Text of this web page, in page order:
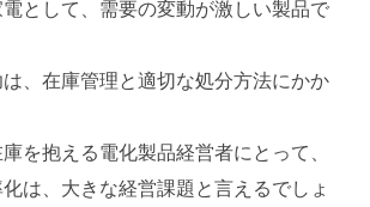
として、需要の変動が激しい製品で
、在庫管理と適切な処分方法にかか
を抱える電化製品経営者にとって、
は、大きな経営課題と言えるでしょ